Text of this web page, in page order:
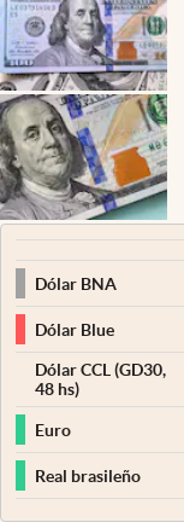
Dólar BNA
Dólar Blue
Dólar CCL (GD30,
48 hs)
Euro
Real brasileño